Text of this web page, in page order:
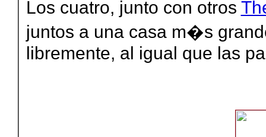
Los cuatro, junto con otros
juntos a una casa m�s
libremente, al igual que las